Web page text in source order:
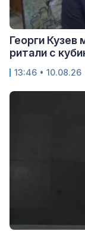
Георги
ритали с
13:46 • 10.08.26